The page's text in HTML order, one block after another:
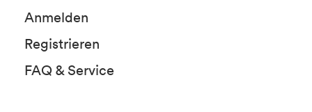
Anmelden
Registrieren
FAQ & Service